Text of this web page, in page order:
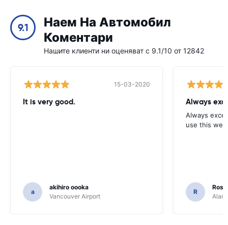
9.1
Наем На Автомобил
Коментари
Нашите клиенти ни оценяват с 9.1/10 от 12842
15-03-2020
It is very good.
a
akihiro oooka
Vancouver Airport
Always
Always
use this
R